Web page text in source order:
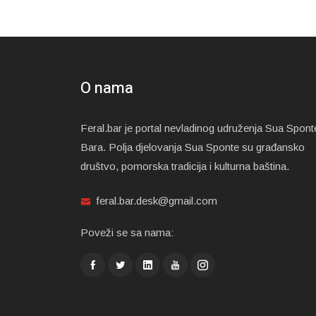
O nama
Feral.bar je portal nevladinog udruženja Sua
Bara. Polja djelovanja Sua Sponte su građansko
društvo, pomorska tradicija i kulturna baština.
feral.bar.desk@gmail.com
Poveži se sa nama: